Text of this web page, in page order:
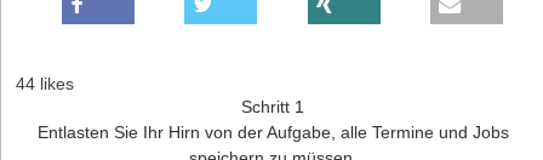
44 likes
Schritt 1
Entlasten Sie Ihr Hirn von der Aufgabe, alle Termine und Jobs